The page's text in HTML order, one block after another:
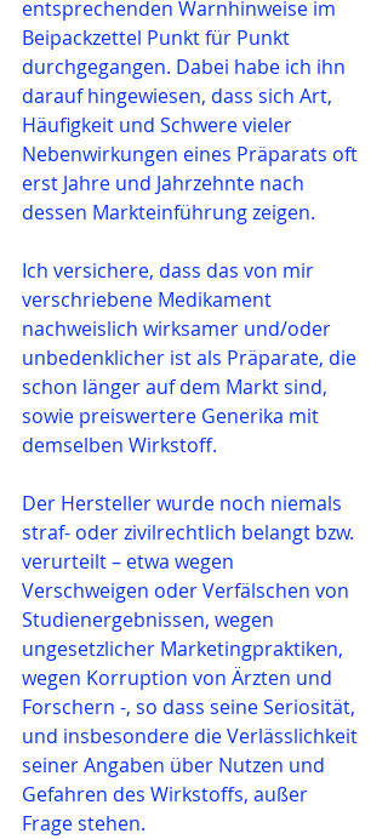
entsprechenden Warnhinweise im
Beipackzettel Punkt für Punkt
durchgegangen. Dabei habe ich ihn
darauf hingewiesen, dass sich Art,
Häufigkeit und Schwere vieler
Nebenwirkungen eines Präparats oft
erst Jahre und Jahrzehnte nach
dessen Markteinführung zeigen.
Ich versichere, dass das von mir
verschriebene Medikament
nachweislich wirksamer und/oder
unbedenklicher ist als Präparate, die
schon länger auf dem Markt sind,
sowie preiswertere Generika mit
demselben Wirkstoff.
Der Hersteller wurde noch niemals
straf- oder zivilrechtlich belangt bzw.
verurteilt – etwa wegen
Verschweigen oder Verfälschen von
Studienergebnissen, wegen
ungesetzlicher Marketingpraktiken,
wegen Korruption von Ärzten und
Forschern -, so dass seine Seriosität,
und insbesondere die Verlässlichkeit
seiner Angaben über Nutzen und
Gefahren des Wirkstoffs, außer
Frage stehen.